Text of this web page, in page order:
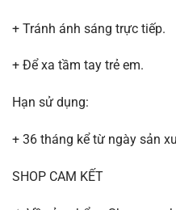
+ Tránh ánh sáng trực tiếp.
+ Để xa tầm tay trẻ em.
Hạn sử dụng:
+ 36 tháng kể từ ngày sản
SHOP CAM KẾT